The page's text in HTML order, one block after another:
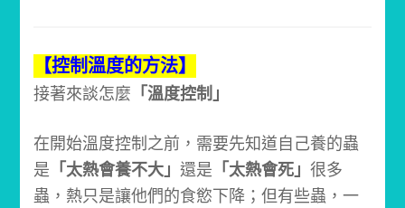
【控制溫度的方法】
接著來談怎麼 「溫度控制」
在開始溫度控制之前，需要先知道自己養的蟲
是 「太熱會養不大」還是 「太熱會死」很多
蟲，熱只是讓他們的食慾下降；但有些蟲，一